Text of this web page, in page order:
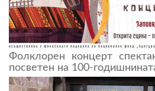
Фолклорен концерт
посветен на 100-